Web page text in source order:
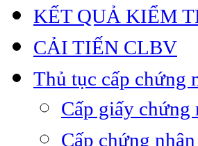
KẾT QUẢ KIỂM
CẢI TIẾN CLBV
Thủ tục cấp chứng
Cấp giấy chứng
Cấp chứng